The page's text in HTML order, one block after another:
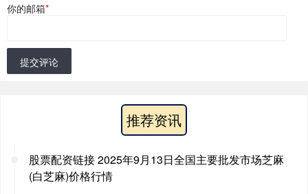
你的邮箱*
提交评论
推荐资讯
股票配资链接 2025年9月13日全国主要批发市场芝麻
(白芝麻)价格行情